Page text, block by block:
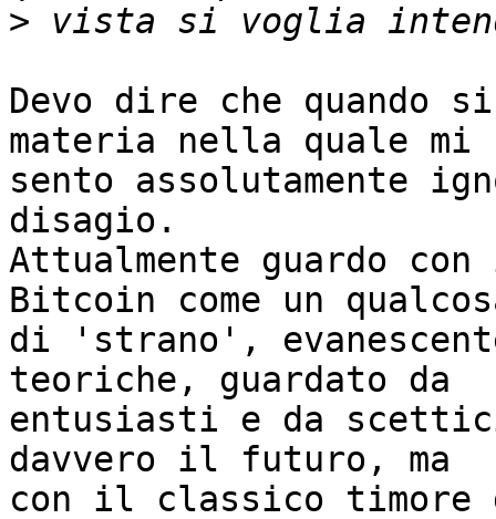
>
Devo dire che quando
materia nella quale mi
sento assolutamente
disagio.
Attualmente guardo
Bitcoin come un
di 'strano',
teoriche, guardato da
entusiasti e da
davvero il futuro, ma
con il classico timore